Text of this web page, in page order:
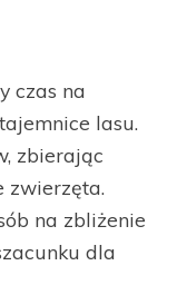
czas na
lasu.
zbierając
zwierzęta.
na zbliżenie
dla